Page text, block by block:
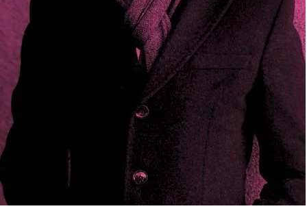
Logga in på Arbetsgivarguiden
Sök på kompetensforetagen.se